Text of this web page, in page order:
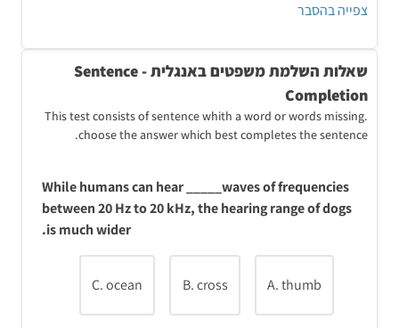
צפייה בהסבר
פתרון והסבר:
זוהי סדרת הפרשים.
עולה בכל פעם ב-5 (בערך מוחלט), ואילו המקדם
מתחלף, פעם (+) ופעם (-).
אם נוסיף 25 לאיבר האחרון (3-), נקבל את המספר 22.
שאלות השלמת משפטים באנגלית - Sentence
Completion
This test consists of sentence whith a word or words missing.
choose the answer which best completes the sentence.
While humans can hear _____waves of frequencies
between 20 Hz to 20 kHz, the hearing range of dogs
is much wider.
A. thumb
B. cross
C. ocean